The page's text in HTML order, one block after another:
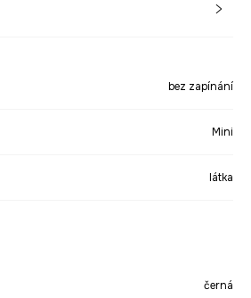
bez zapínání
Mini
látka
černá